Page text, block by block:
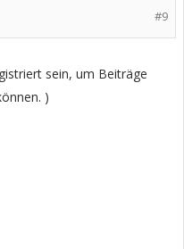
#9
sein, um Beiträge
)